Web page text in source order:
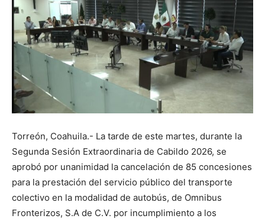
Torreón, Coahuila.- La tarde de este martes, durante la
Segunda Sesión Extraordinaria de Cabildo 2026, se
aprobó por unanimidad la cancelación de 85 concesiones
para la prestación del servicio público del transporte
colectivo en la modalidad de autobús, de Omnibus
Fronterizos, S.A de C.V. por incumplimiento a los